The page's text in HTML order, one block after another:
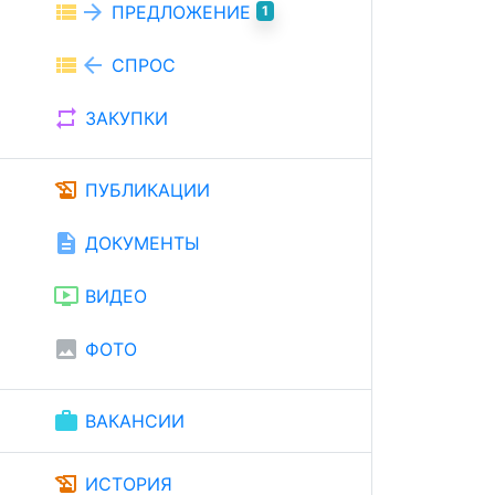
view_list arrow_forward ПРЕДЛОЖЕНИЕ 1
view_list arrow_back СПРОС
repeat ЗАКУПКИ
history_edu ПУБЛИКАЦИИ
description ДОКУМЕНТЫ
ondemand_video ВИДЕО
image ФОТО
work ВАКАНСИИ
history_edu ИСТОРИЯ